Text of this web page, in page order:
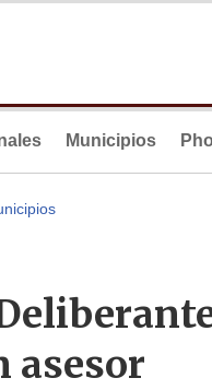
Municipios
asesor